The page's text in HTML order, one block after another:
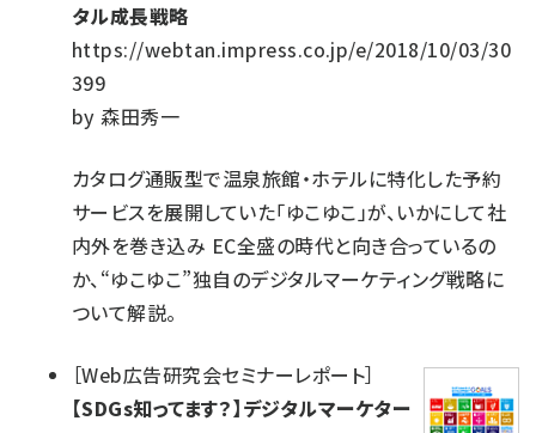
タル成長戦略
https://webtan.impress.co.jp/e/2018/10/03/30
399
by森田秀一
カタログ通販型で温泉旅館・ホテルに特化した予約
サービスを展開していた「ゆこゆこ」が、いかにして社
内外を巻き込み EC全盛の時代と向き合っているの
か、“ゆこゆこ”独自のデジタルマーケティング戦略に
ついて解説。
［Web広告研究会セミナーレポート］
【SDGs知ってます？】デジタルマーケター